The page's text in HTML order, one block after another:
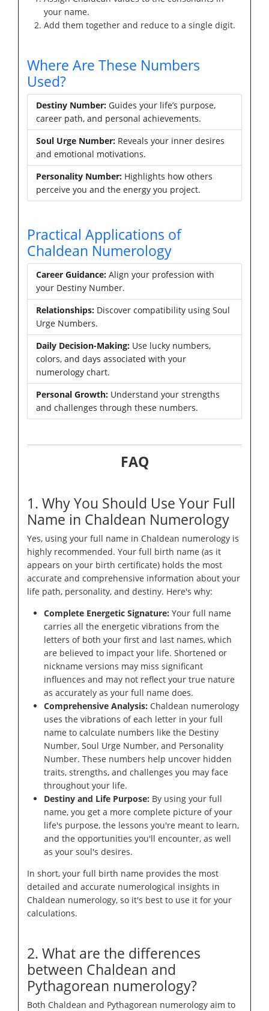
your name.
Add them together and reduce to a single digit.
Where Are These Numbers
Used?
Destiny Number: Guides your life’s purpose,
career path, and personal achievements.
Soul Urge Number: Reveals your inner desires
and emotional motivations.
Personality Number: Highlights how others
perceive you and the energy you project.
Practical Applications of
Chaldean Numerology
Career Guidance: Align your profession with
your Destiny Number.
Relationships: Discover compatibility using Soul
Urge Numbers.
Daily Decision-Making: Use lucky numbers,
colors, and days associated with your
numerology chart.
Personal Growth: Understand your strengths
and challenges through these numbers.
FAQ
1. Why You Should Use Your Full
Name in Chaldean Numerology
Yes, using your full name in Chaldean numerology is
highly recommended. Your full birth name (as it
appears on your birth certificate) holds the most
accurate and comprehensive information about your
life path, personality, and destiny. Here's why:
Complete Energetic Signature: Your full name
carries all the energetic vibrations from the
letters of both your first and last names, which
are believed to impact your life. Shortened or
nickname versions may miss significant
influences and may not reflect your true nature
as accurately as your full name does.
Comprehensive Analysis: Chaldean numerology
uses the vibrations of each letter in your full
name to calculate numbers like the Destiny
Number, Soul Urge Number, and Personality
Number. These numbers help uncover hidden
traits, strengths, and challenges you may face
throughout your life.
Destiny and Life Purpose: By using your full
name, you get a more complete picture of your
life's purpose, the lessons you're meant to learn,
and the opportunities you'll encounter, as well
as your soul's desires.
In short, your full birth name provides the most
detailed and accurate numerological insights in
Chaldean numerology, so it's best to use it for your
calculations.
2. What are the differences
between Chaldean and
Pythagorean numerology?
Both Chaldean and Pythagorean numerology aim to